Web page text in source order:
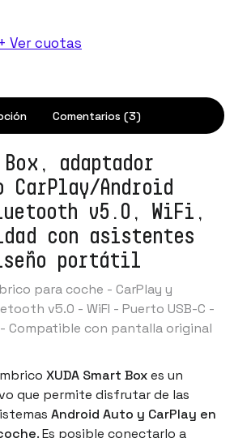
+ Ver cuotas
Comentarios (3)
Box, adaptador
CarPlay/Android
v5.0, WiFi,
con asistentes
portátil
para coche - CarPlay y
v5.0 - WiFI - Puerto USB-C -
Compatible con pantalla original
XUDA Smart Boxes un
que permite disfrutar de las
Android Auto y CarPlay en
. Es posible conectarlo a